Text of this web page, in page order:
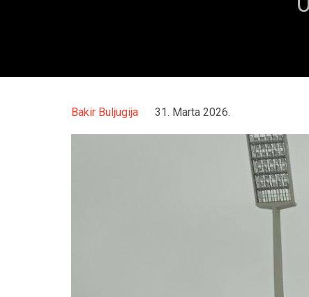
Bakir Buljugija 31. Marta 2026.